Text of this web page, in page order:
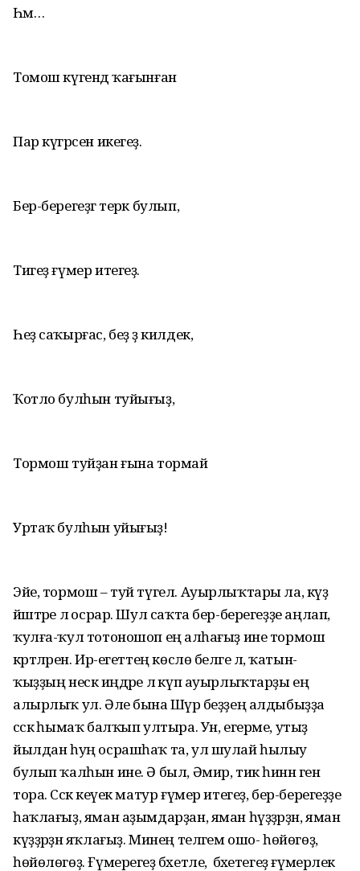
Һәм…
Томош күгендә ҡағынған
Пар күгәрсен икегеҙ.
Бер-берегеҙгә терәк булып,
Тигеҙ ғүмер итегеҙ.
Һеҙ саҡырғас, беҙ ҙә килдек,
Ҡотло булһын туйығыҙ,
Тормош туйҙан ғына тормай
Уртаҡ булһын уйығыҙ!
Эйе, тормош – туй түгел. Ауырлыҡтары ла, күҙ
йәштәре лә осрар. Шул саҡта бер-берегеҙҙе аңлап,
ҡулға-ҡул тотоношоп еңә алһағыҙ ине тормош
кәртәләрен. Ир-егеттең көслө беләге лә, ҡатын-
ҡыҙҙың нескә иңдәре лә күп ауырлыҡтарҙы еңә
алырлыҡ ул. Әле бына Шәүрә беҙҙең алдыбыҙҙа
сәскә һымаҡ балҡып ултыра. Ун, егерме, утыҙ
йылдан һуң осрашһаҡ та, ул шулай һылыу
булып ҡалһын ине. Ә был, Әмир, тик һинән генә
тора. Сәскә кеүек матур ғүмер итегеҙ, бер-берегеҙҙе
һаҡлағыҙ, яман аҙымдарҙан, яман һүҙҙәрҙән, яман
күҙҙәрҙән яҡлағыҙ. Минең теләгем ошо- һөйөгөҙ,
һөйөлөгөҙ. Ғүмерегеҙ бәхетле, ә бәхетегеҙ ғүмерлек